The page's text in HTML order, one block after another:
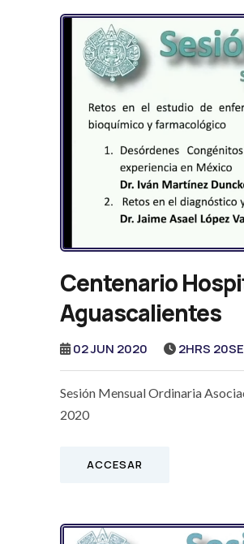
Centenario
Aguascalientes
02 JUN 2020 2HRS
Sesión Mensual Ordinaria
2020
ACCESAR